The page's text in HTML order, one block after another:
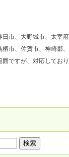
市、大野城市、太宰
市、佐賀市、神崎郡
ですが、対応しており